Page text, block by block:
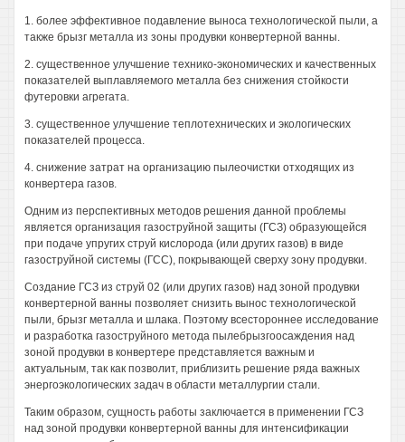
1. более эффективное подавление выноса технологической пыли, а
также брызг металла из зоны продувки конвертерной ванны.
2. существенное улучшение технико-экономических и качественных
показателей выплавляемого металла без снижения стойкости
футеровки агрегата.
3. существенное улучшение теплотехнических и экологических
показателей процесса.
4. снижение затрат на организацию пылеочистки отходящих из
конвертера газов.
Одним из перспективных методов решения данной проблемы
является организация газоструйной защиты (ГСЗ) образующейся
при подаче упругих струй кислорода (или других газов) в виде
газоструйной системы (ГСС), покрывающей сверху зону продувки.
Создание ГСЗ из струй 02 (или других газов) над зоной продувки
конвертерной ванны позволяет снизить вынос технологической
пыли, брызг металла и шлака. Поэтому всестороннее исследование
и разработка газоструйного метода пылебрызгоосаждения над
зоной продувки в конвертере представляется важным и
актуальным, так как позволит, приблизить решение ряда важных
энергоэкологических задач в области металлургии стали.
Таким образом, сущность работы заключается в применении ГСЗ
над зоной продувки конвертерной ванны для интенсификации